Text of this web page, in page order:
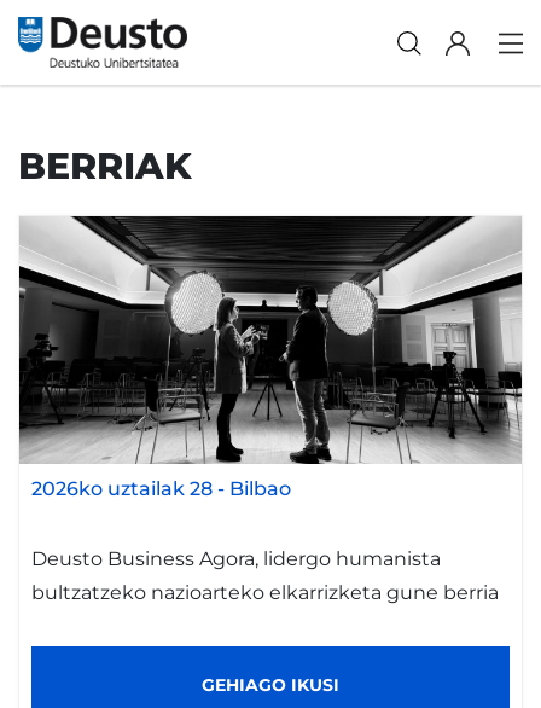
BERRIAK
2026ko uztailak 28 - Bilbao
Deusto Business Agora, lidergo humanista
bultzatzeko nazioarteko elkarrizketa gune berria
GEHIAGO IKUSI